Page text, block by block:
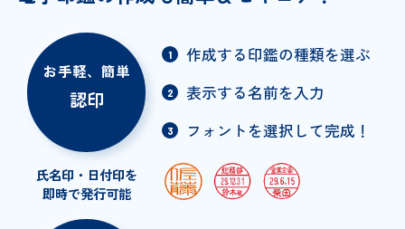
お手軽、簡単
認印
1 作成する印鑑の種類を選ぶ
2 表示する名前を入力
3 フォントを選択して完成！
氏名印・日付印を
即時で発行可能